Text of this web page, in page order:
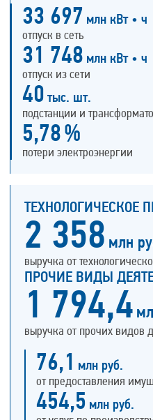
33 697 млн кВт • ч
отпуск в сеть
31 748 млн кВт • ч
отпуск из сети
40 тыс. шт.
подстанции и
5,78%
потери электроэнергии
ТЕХНОЛОГИЧЕСКОЕ
2 358 млн
выручка от
ПРОЧИЕ ВИДЫ
1 794,4
выручка от прочих видов
76,1 млн руб.
от предоставления
454,5 млн руб.